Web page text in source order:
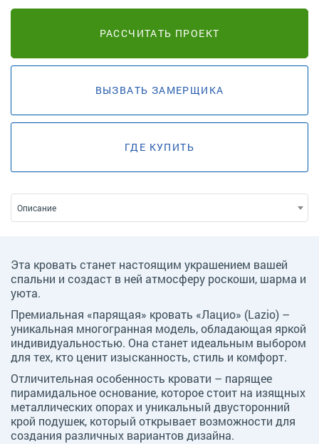
РАССЧИТАТЬ ПРОЕКТ
ВЫЗВАТЬ ЗАМЕРЩИКА
ГДЕ КУПИТЬ
Описание
Эта кровать станет настоящим украшением вашей
спальни и создаст в ней атмосферу роскоши, шарма и
уюта.
Премиальная «парящая» кровать «Лацио» (Lazio) –
уникальная многогранная модель, обладающая яркой
индивидуальностью. Она станет идеальным выбором
для тех, кто ценит изысканность, стиль и комфорт.
Отличительная особенность кровати – парящее
пирамидальное основание, которое стоит на изящных
металлических опорах и уникальный двусторонний
крой подушек, который открывает возможности для
создания различных вариантов дизайна.